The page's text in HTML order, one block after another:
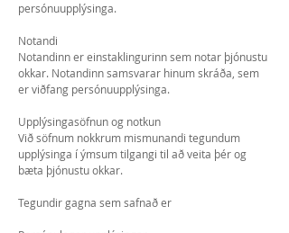
persónuupplýsinga.
Notandi
Notandinn er einstaklingurinn sem notar þjónustu
okkar. Notandinn samsvarar hinum skráða, sem
er viðfang persónuupplýsinga.
Upplýsingasöfnun og notkun
Við söfnum nokkrum mismunandi tegundum
upplýsinga í ýmsum tilgangi til að veita þér og
bæta þjónustu okkar.
Tegundir gagna sem safnað er